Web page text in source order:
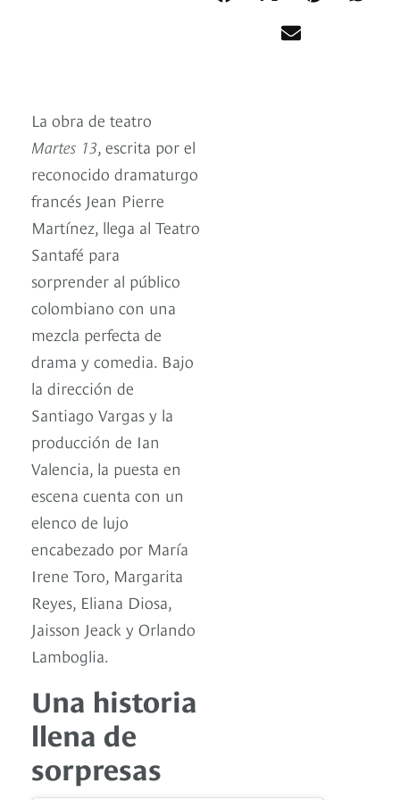
La obra de teatro
Martes 13, escrita por el
reconocido dramaturgo
francés Jean Pierre
Martínez, llega al Teatro
Santafé para
sorprender al público
colombiano con una
mezcla perfecta de
drama y comedia. Bajo
la dirección de
Santiago Vargas y la
producción de Ian
Valencia, la puesta en
escena cuenta con un
elenco de lujo
encabezado por María
Irene Toro, Margarita
Reyes, Eliana Diosa,
Jaisson Jeack y Orlando
Lamboglia.
Una historia
llena de
sorpresas